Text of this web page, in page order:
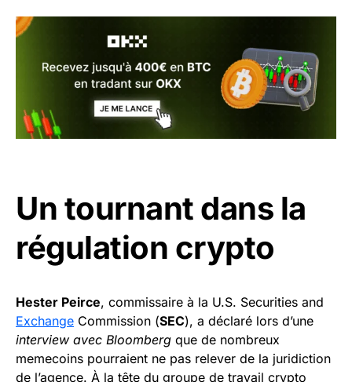
Un tournant dans la
régulation crypto
Hester Peirce, commissaire à la U.S. Securities and
Exchange Commission (SEC), a déclaré lors d’une
interview avec Bloomberg que de nombreux
memecoins pourraient ne pas relever de la juridiction
de l’agence. À la tête du groupe de travail crypto